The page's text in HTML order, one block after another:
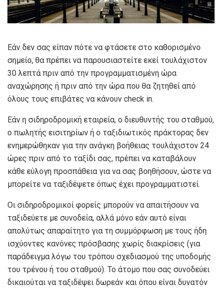
Εάν δεν σας είπαν πότε να φτάσετε στο καθορισμένο
σημείο, θα πρέπει να παρουσιαστείτε εκεί τουλάχιστον
30 λεπτά πριν από την προγραμματισμένη ώρα
αναχώρησης ή πριν από την ώρα που θα ζητηθεί από
όλους τους επιβάτες να κάνουν check in.
Εάν η σιδηροδρομική εταιρεία, ο διευθυντής του σταθμού,
ο πωλητής εισιτηρίων ή ο ταξιδιωτικός πράκτορας δεν
ενημερώθηκαν για την ανάγκη βοήθειας τουλάχιστον 24
ώρες πριν από το ταξίδι σας, πρέπει να καταβάλουν
κάθε εύλογη προσπάθεια για να σας βοηθήσουν, ώστε να
μπορείτε να ταξιδέψετε όπως έχει προγραμματιστεί.
Οι σιδηροδρομικοί φορείς μπορούν να απαιτήσουν να
ταξιδεύετε με συνοδεία, αλλά μόνο εάν αυτό είναι
απολύτως απαραίτητο για τη συμμόρφωση με τους ήδη
ισχύοντες κανόνες πρόσβασης χωρίς διακρίσεις (για
παράδειγμα λόγω του τρόπου σχεδιασμού της υποδομής
του τρένου ή του σταθμού). Το άτομο που σας συνοδεύει
δικαιούται να ταξιδέψει δωρεάν και όπου είναι δυνατόν